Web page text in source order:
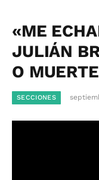
«ME
JULIÁN
O MUERTE
SECCIONES